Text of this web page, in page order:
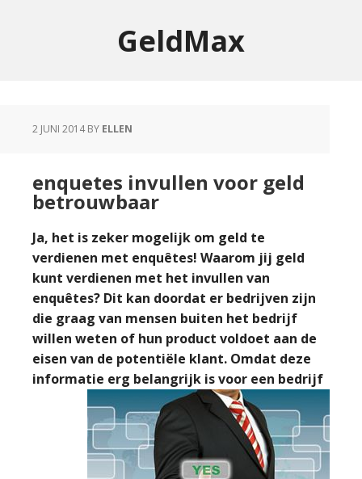
GeldMax
2 JUNI 2014BY ELLEN
enquetes invullen voor geld
betrouwbaar
Ja, het is zeker mogelijk om geld te
verdienen met enquêtes! Waarom jij geld
kunt verdienen met het invullen van
enquêtes? Dit kan doordat er bedrijven zijn
die graag van mensen buiten het bedrijf
willen weten of hun product voldoet aan de
eisen van de potentiële klant. Omdat deze
informatie erg belangrijk is voor een bedrijf